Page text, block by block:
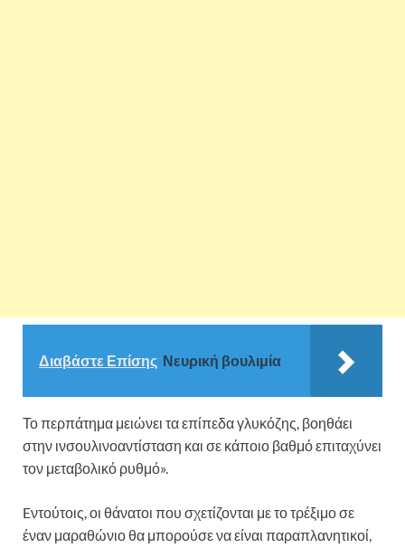
Διαβάστε Επίσης Νευρική βουλιμία
Το περπάτημα μειώνει τα επίπεδα γλυκόζης, βοηθάει
στην ινσουλινοαντίσταση και σε κάποιο βαθμό επιταχύνει
τον μεταβολικό ρυθμό».
Eντούτοις, οι θάνατοι που σχετίζονται με το τρέξιμο σε
έναν μαραθώνιο θα μπορούσε να είναι παραπλανητικοί,